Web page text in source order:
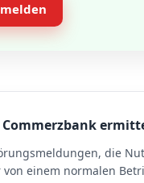
die
einem normalen